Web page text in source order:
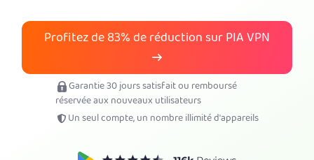
Profitez de83%de réduction sur PIA VPN
Garantie 30 jours satisfait ou remboursé
réservée aux nouveaux utilisateurs
Un seul compte, un nombre illimité d'appareils